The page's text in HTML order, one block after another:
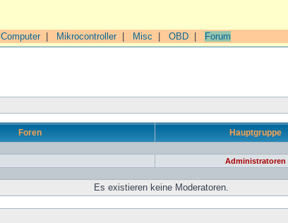
Computer| Mikrocontroller| Misc OBD Forum
Foren Hauptgruppe
Administratoren
Es existieren keine Moderatoren.